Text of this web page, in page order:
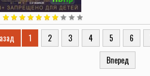
1 2 3 4 5 6
Вперед